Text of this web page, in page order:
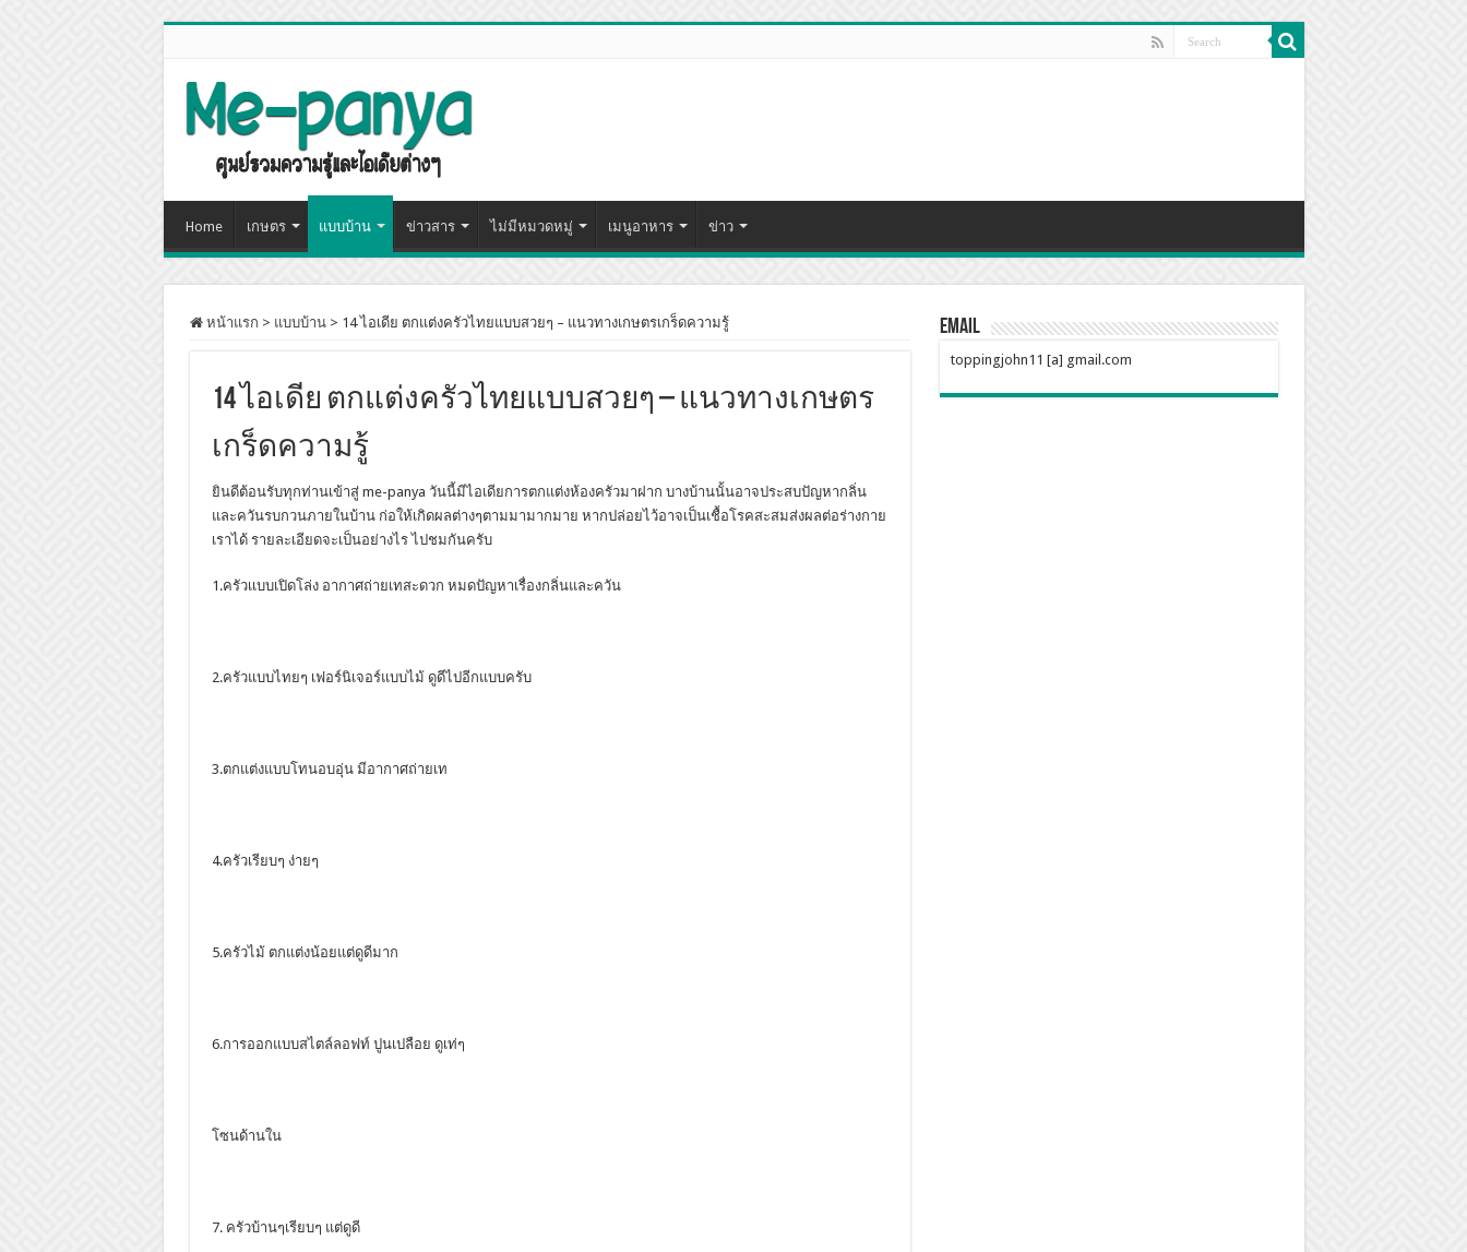
Home เกษตร แบบบ้าน ข่าวสาร ไม่มีหมวดหมู่ เมนูอาหาร ข่าว
หน้าแรก > แบบบ้าน > 14 ไอเดีย ตกแต่งครัวไทยแบบสวยๆ – แนวทางเกษตรเกร็ดความรู้
14 ไอเดีย ตกแต่งครัวไทยแบบสวยๆ – แนวทางเกษตร
เกร็ดความรู้
ยินดีต้อนรับทุกท่านเข้าสู่ me-panya วันนี้มีไอเดียการตกแต่งห้องครัวมาฝาก บางบ้านนั้นอาจประสบปัญหากลิ่น
และควันรบกวนภายในบ้าน ก่อให้เกิดผลต่างๆตามมามากมาย หากปล่อยไว้อาจเป็นเชื้อโรคสะสมส่งผลต่อร่างกาย
เราได้ รายละเอียดจะเป็นอย่างไร ไปชมกันครับ
1.ครัวเเบบเปิดโล่ง อากาศถ่ายเทสะดวก หมดปัญหาเรื่องกลิ่นและควัน
2.ครัวแบบไทยๆ เฟอร์นิเจอร์แบบไม้ ดูดีไปอีกแบบครับ
3.ตกแต่งแบบโทนอบอุ่น มีอากาศถ่ายเท
4.ครัวเรียบๆ ง่ายๆ
5.ครัวไม้ ตกแต่งน้อยแต่ดูดีมาก
6.การออกแบบสไตล์ลอฟท์ ปูนเปลือย ดูเท่ๆ
โซนด้านใน
7. ครัวบ้านๆเรียบๆ แต่ดูดี
Email
toppingjohn11 [a] gmail.com